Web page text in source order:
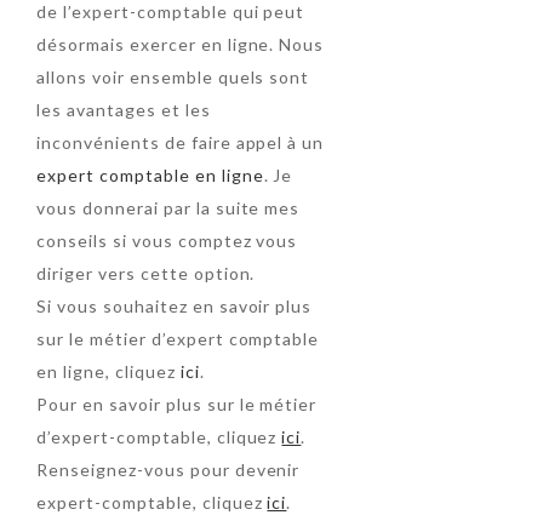
de l’expert-comptable qui peut
désormais exercer en ligne. Nous
allons voir ensemble quels sont
les avantages et les
inconvénients de faire appel à un
expert comptable en ligne. Je
vous donnerai par la suite mes
conseils si vous comptez vous
diriger vers cette option.
Si vous souhaitez en savoir plus
sur le métier d’expert comptable
en ligne, cliquez ici.
Pour en savoir plus sur le métier
d’expert-comptable, cliquezici.
Renseignez-vous pour devenir
expert-comptable, cliquezici.